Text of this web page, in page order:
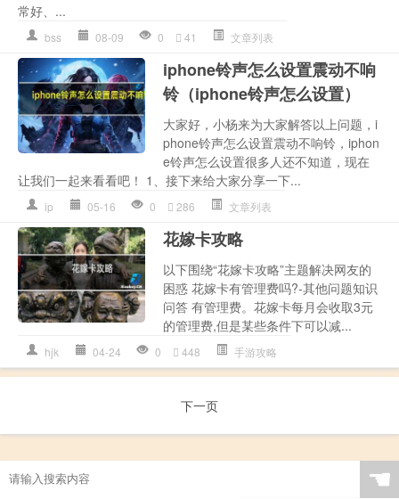
常好、...
bss 08-09 0 41 文章列表
iphone铃声怎么设置震动不响
铃（iphone铃声怎么设置）
大家好，小杨来为大家解答以上问题，i
phone铃声怎么设置震动不响铃，iphon
e铃声怎么设置很多人还不知道，现在
让我们一起来看看吧！ 1、接下来给大家分享一下...
ip 05-16 0 286 文章列表
花嫁卡攻略
以下围绕“花嫁卡攻略”主题解决网友的
困惑 花嫁卡有管理费吗?-其他问题知识
问答 有管理费。花嫁卡每月会收取3元
的管理费,但是某些条件下可以减...
hjk 04-24 0 448 手游攻略
下一页
☚